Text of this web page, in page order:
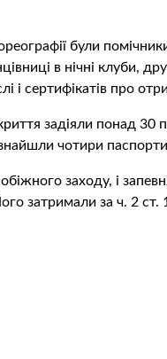
були
в нічні клуби,
і сертифікатів про
задіяли понад
чотири
заходу, і
затримали за ч. 2